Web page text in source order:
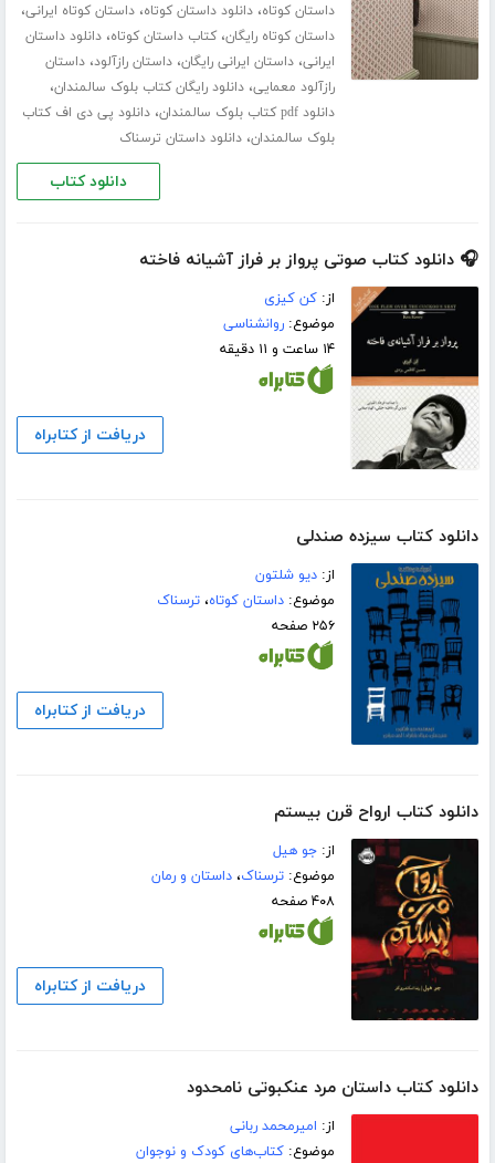
داستان کوتاه،دانلود داستان کوتاه،داستان کوتاه ایرانی،
داستان کوتاه رایگان،کتاب داستان کوتاه،دانلود داستان
ایرانی،داستان ایرانی رایگان،داستان رازآلود،داستان
رازآلود معمایی،دانلود رایگان کتاب بلوک سالمندان،
دانلود pdf کتاب بلوک سالمندان ،دانلود پی دی اف کتاب
بلوک سالمندان،دانلود داستان ترسناک
دانلود کتاب
🎧 دانلود کتاب صوتی پرواز بر فراز آشیانه فاخته
از:کن کیزی
موضوع:روانشناسی
۱۴ ساعت و ۱۱ دقیقه
دریافت از کتابراه
دانلود کتاب سیزده صندلی
از:دیو شلتون
موضوع:داستان کوتاه،ترسناک
۲۵۶ صفحه
دریافت از کتابراه
دانلود کتاب ارواح قرن بیستم
از:جو ھیل
موضوع:ترسناک،داستان و رمان
۴۰۸ صفحه
دریافت از کتابراه
دانلود کتاب داستان مرد عنکبوتی نامحدود
از: امیرمحمد ربانی
موضوع:کتاب‌های کودک و نوجوان